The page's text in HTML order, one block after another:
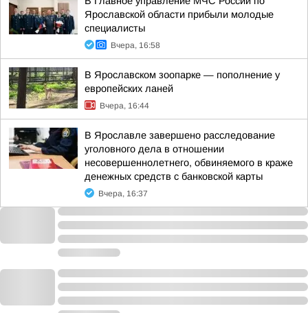
Ярославской области прибыли молодые
специалисты
Вчера, 16:58
В Ярославском зоопарке — пополнение у
европейских ланей
Вчера, 16:44
В Ярославле завершено расследование
уголовного дела в отношении
несовершеннолетнего, обвиняемого в краже
денежных средств с банковской карты
Вчера, 16:37